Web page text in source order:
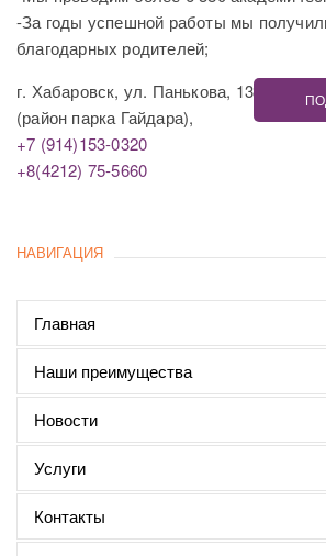
-За годы успешной работы мы
благодарных родителей;
г. Хабаровск, ул. Панькова, 13
(район парка Гайдара),
+7 (914)153-0320
+8(4212) 75-5660
НАВИГАЦИЯ
Главная
Наши преимущества
Новости
Услуги
Контакты